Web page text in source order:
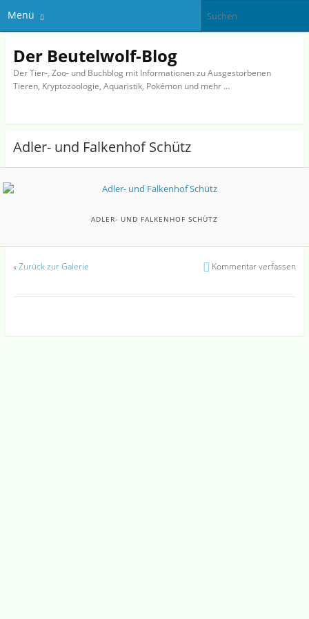
Menü
Der Beutelwolf-Blog
Der Tier-, Zoo- und Buchblog mit Informationen zu Ausgestorbenen
Tieren, Kryptozoologie, Aquaristik, Pokémon und mehr …
Adler- und Falkenhof Schütz
ADLER- UND FALKENHOF SCHÜTZ
«Zurück zur Galerie Kommentar verfassen